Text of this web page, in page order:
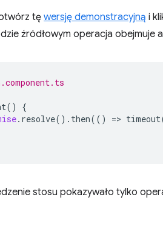
tęwersję demonstracyjną i
źródłowym operacja obejmuje
()
{
. resolve(). then(() => timeout
stosu pokazywało tylko